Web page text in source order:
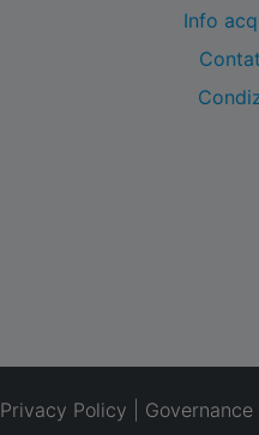
Info
Privacy Policy Governance